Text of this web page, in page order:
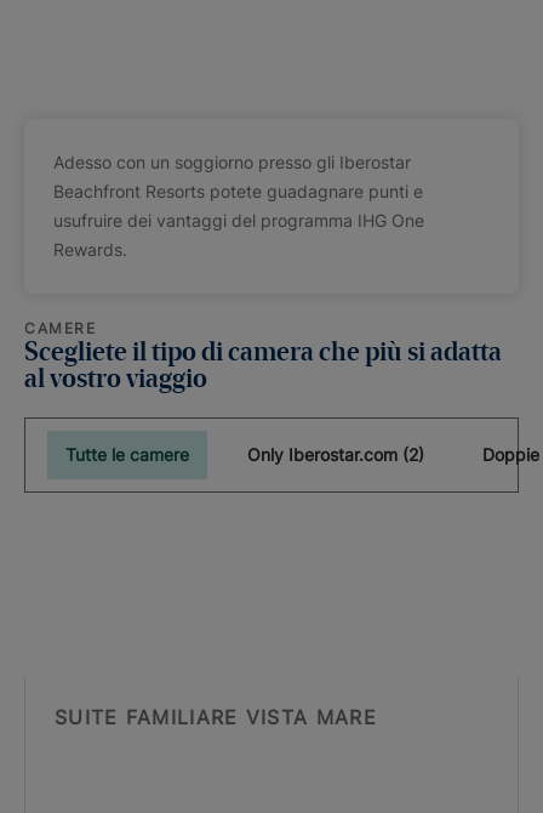
Adesso con un soggiorno presso gli Iberostar
Beachfront Resorts potete guadagnare punti e
usufruire dei vantaggi del programma IHG One
Rewards.
CAMERE
Scegliete il tipo di camera che più si adatta
al vostro viaggio
Tutte le camere Only Iberostar.com (2)
SUITE FAMILIARE VISTA MARE